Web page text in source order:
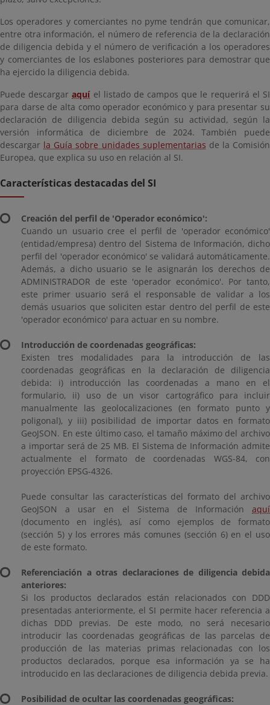
Los operadores y comerciantes no pyme tendrán que comunicar,
entre otra información, el número de referencia de la declaración
de diligencia debida y el número de verificación a los operadores
y comerciantes de los eslabones posteriores para demostrar que
ha ejercido la diligencia debida.
Puede descargaraquíel listado de campos que le requerirá el SI
para darse de alta como operador económico y para presentar su
declaración de diligencia debida según su actividad, según la
versión informática de diciembre de 2024. También puede
descargar la Guía sobre unidades suplementarias de la Comisión
Europea, que explica su uso en relación al SI.
Características destacadas del SI
Creación del perfil de 'Operador económico':
Cuando un usuario cree el perfil de 'operador económico'
(entidad/empresa) dentro del Sistema de Información, dicho
perfil del 'operador económico' se validará automáticamente.
Además, a dicho usuario se le asignarán los derechos de
ADMINISTRADOR de este 'operador económico'. Por tanto,
este primer usuario será el responsable de validar a los
demás usuarios que soliciten estar dentro del perfil de este
'operador económico' para actuar en su nombre.
Introducción de coordenadas geográficas:
Existen tres modalidades para la introducción de las
coordenadas geográficas en la declaración de diligencia
debida: i) introducción las coordenadas a mano en el
formulario, ii) uso de un visor cartográfico para incluir
manualmente las geolocalizaciones (en formato punto y
poligonal), y iii) posibilidad de importar datos en formato
GeoJSON. En este último caso, el tamaño máximo del archivo
a importar será de 25 MB. El Sistema de Información admite
actualmente el formato de coordenadas WGS-84, con
proyección EPSG-4326.
Puede consultar las características del formato del archivo
GeoJSON a usar en el Sistema de Información aquí
(documento en inglés), así como ejemplos de formato
(sección 5) y los errores más comunes (sección 6) en el uso
de este formato.
Referenciación a otras declaraciones de diligencia debida
anteriores:
Si los productos declarados están relacionados con DDD
presentadas anteriormente, el SI permite hacer referencia a
dichas DDD previas. De este modo, no será necesario
introducir las coordenadas geográficas de las parcelas de
producción de las materias primas relacionadas con los
productos declarados, porque esa información ya se ha
introducido en las declaraciones de diligencia debida previa.
Posibilidad de ocultar las coordenadas geográficas: